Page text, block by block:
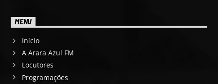
MENU
Início
A Arara Azul FM
Locutores
Programações